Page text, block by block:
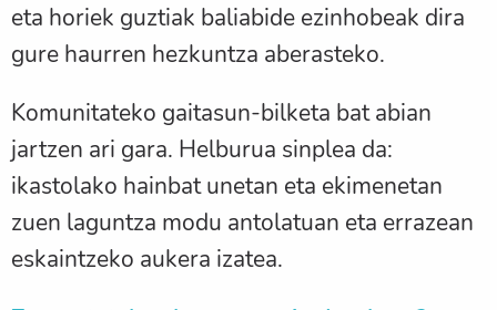
eta horiek guztiak baliabide ezinhobeak dira
gure haurren hezkuntza aberasteko.
Komunitateko gaitasun-bilketa bat abian
jartzen ari gara. Helburua sinplea da:
ikastolako hainbat unetan eta ekimenetan
zuen laguntza modu antolatuan eta errazean
eskaintzeko aukera izatea.